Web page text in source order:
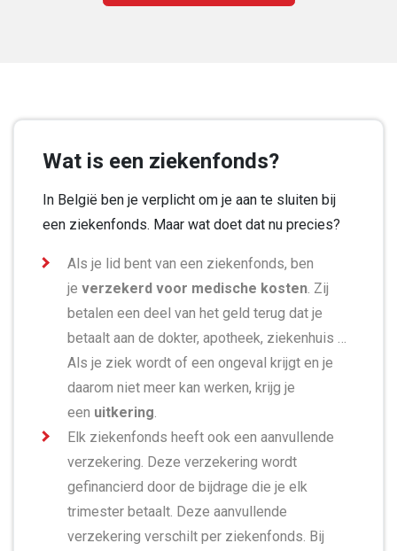
Wat is een ziekenfonds?
In België ben je verplicht om je aan te sluiten bij
een ziekenfonds. Maar wat doet dat nu precies?
Als je lid bent van een ziekenfonds, ben
je verzekerd voor medische kosten . Zij
betalen een deel van het geld terug dat je
betaalt aan de dokter, apotheek, ziekenhuis …
Als je ziek wordt of een ongeval krijgt en je
daarom niet meer kan werken, krijg je
een uitkering
Elk ziekenfonds heeft ook een aanvullende
verzekering. Deze verzekering wordt
gefinancierd door de bijdrage die je elk
trimester betaalt. Deze aanvullende
verzekering verschilt per ziekenfonds. Bij